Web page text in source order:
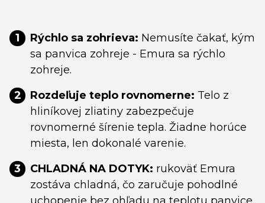
1 Rýchlo sa zohrieva: Nemusíte čakať, kým
sa panvica zohreje - Emura sa rýchlo
zohreje.
2
Rozdeľuje teplo rovnomerne: Telo z
hliníkovej zliatiny zabezpečuje
rovnomerné šírenie tepla. Žiadne horúce
miesta, len dokonalé varenie.
3
CHLADNÁ NA DOTYK: rukoväť Emura
zostáva chladná, čo zaručuje pohodlné